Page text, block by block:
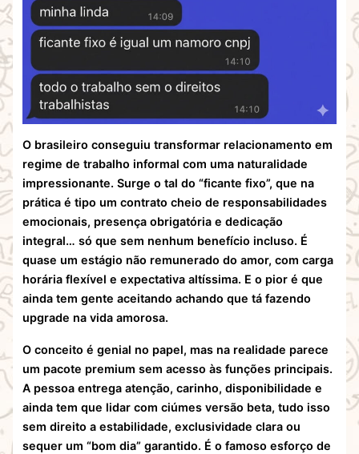
O brasileiro conseguiu transformar relacionamento em
regime de trabalho informal com uma naturalidade
impressionante. Surge o tal do “ficante fixo”, que na
prática é tipo um contrato cheio de responsabilidades
emocionais, presença obrigatória e dedicação
integral… só que sem nenhum benefício incluso. É
quase um estágio não remunerado do amor, com carga
horária flexível e expectativa altíssima. E o pior é que
ainda tem gente aceitando achando que tá fazendo
upgrade na vida amorosa.
O conceito é genial no papel, mas na realidade parece
um pacote premium sem acesso às funções principais.
A pessoa entrega atenção, carinho, disponibilidade e
ainda tem que lidar com ciúmes versão beta, tudo isso
sem direito a estabilidade, exclusividade clara ou
sequer um “bom dia” garantido. É o famoso esforço de